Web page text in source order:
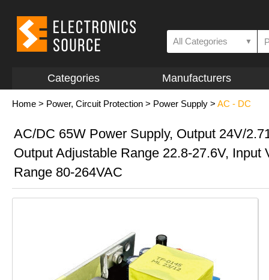
All Categories ▼
Categories Manufacturers
Home > Power, Circuit Protection > Power Supply > AC - DC
AC/DC 65W Power Supply, Output 24V/
Output Adjustable Range 22.8-27.6V, Input
Range 80-264VAC